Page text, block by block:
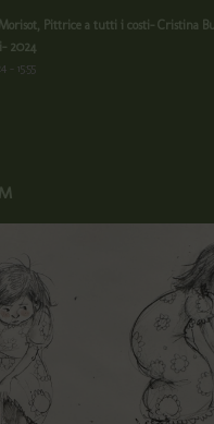
Pittrice a tutti i costi- Cristina
2024
- 15:55